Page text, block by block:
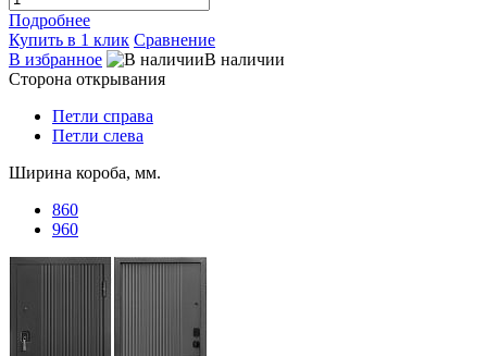
Подробнее
Купить в 1 клик Сравнение
В избранное
В наличии
Сторона открывания
Петли справа
Петли слева
Ширина короба, мм.
860
960